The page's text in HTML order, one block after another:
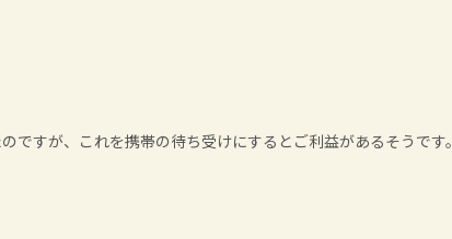
ですが、これを携帯の待ち受けにするとご利益があるそうです。